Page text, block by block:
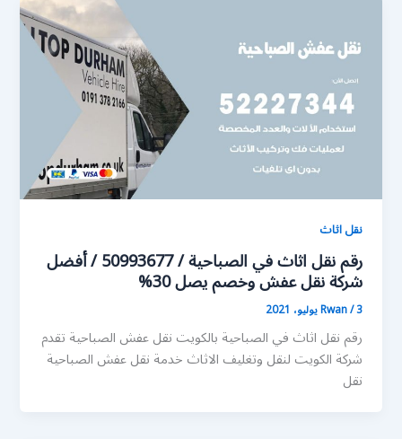
نقل اثاث
رقم نقل اثاث في الصباحية / 50993677 / أفضل
شركة نقل عفش وخصم يصل 30%
Rwan/3 يوليو، 2021
رقم نقل اثاث في الصباحية بالكويت نقل عفش الصباحية تقدم
شركة الكويت لنقل وتغليف الاثاث خدمة نقل عفش الصباحية
نقل